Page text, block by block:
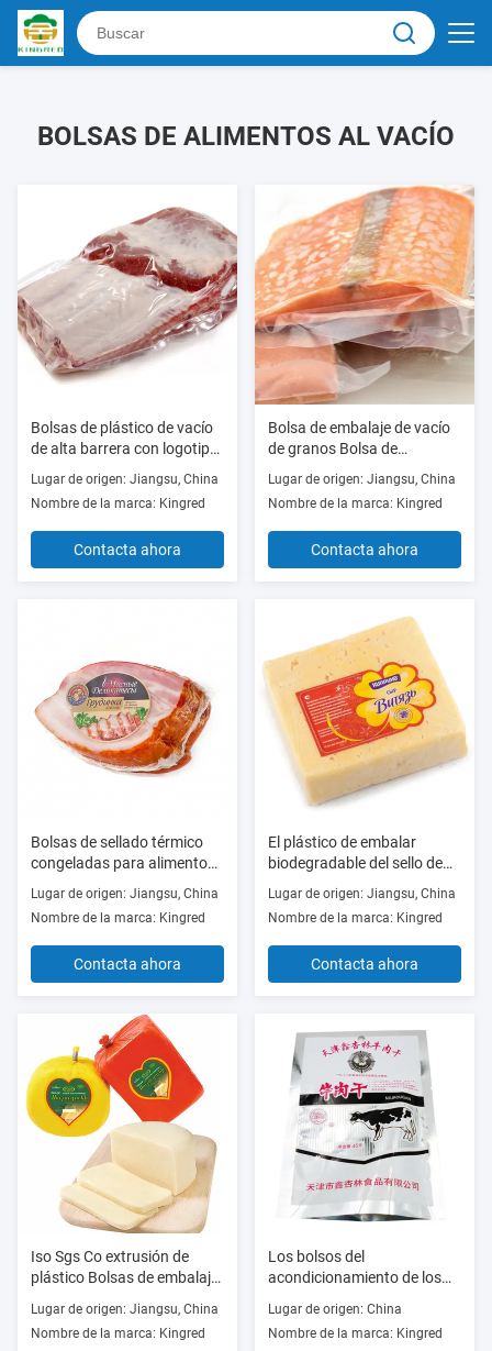
BOLSAS DE ALIMENTOS AL VACÍO
Bolsas de plástico de vacío
de alta barrera con logotipo
personalizado
Lugar de origen: Jiangsu, China
Nombre de la marca: Kingred
Contacta ahora
Bolsa de embalaje de vacío
de granos Bolsa de
alimentos Máquina de
sellado Bolsa de compresión
especial Bolsa de seguridad
Bolsa de plástico de vacío
para el hogar
Lugar de origen: Jiangsu, China
Nombre de la marca: Kingred
Contacta ahora
Bolsas de sellado térmico
congeladas para alimentos
transparentes contra
punción
Lugar de origen: Jiangsu, China
Nombre de la marca: Kingred
Contacta ahora
El plástico de embalar
biodegradable del sello de
vacío empaqueta para la
resistencia de la puntura del
queso
Lugar de origen: Jiangsu, China
Nombre de la marca: Kingred
Contacta ahora
Iso Sgs Co extrusión de
plástico Bolsas de embalaje
de alimentos aislados con
oxígeno
Lugar de origen: Jiangsu, China
Nombre de la marca: Kingred
Los bolsos del
acondicionamiento de los
alimentos del SGS del ISO
ACARICIAN bolsos de
empaquetado de la cecina
Lugar de origen: China
Nombre de la marca: Kingred